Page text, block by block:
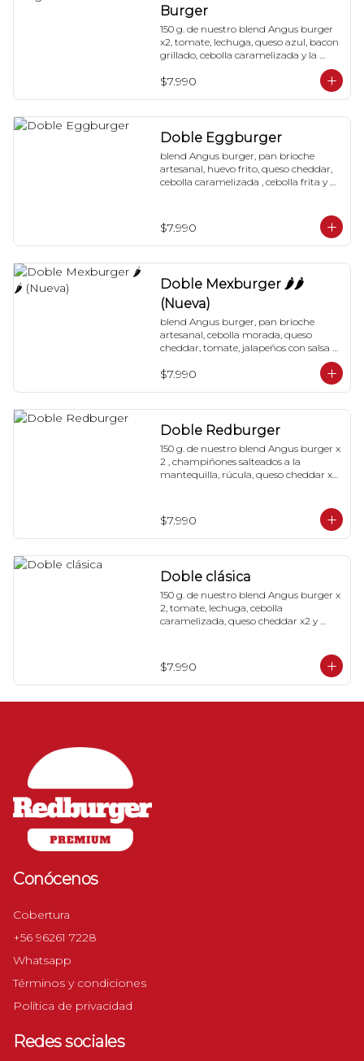
Burger
150 g. de nuestro blend Angus burger
x2, tomate, lechuga, queso azul, bacon
grillado, cebolla caramelizada y la
$7.990
Doble Eggburger
blend Angus burger, pan brioche
artesanal, huevo frito, queso cheddar,
cebolla caramelizada , cebolla frita y
$7.990
Doble Mexburger 🌶🌶
(Nueva)
blend Angus burger, pan brioche
artesanal, cebolla morada, queso
cheddar, tomate, jalapeños con salsa
$7.990
Doble Redburger
150 g. de nuestro blend Angus burger x
2 , champiñones salteados a la
mantequilla, rúcula, queso cheddar x2,
$7.990
Doble clásica
150 g. de nuestro blend Angus burger x
2, tomate, lechuga, cebolla
caramelizada, queso cheddar x2 y
$7.990
Conócenos
Cobertura
+56 96261 7228
Whatsapp
Términos y condiciones
Política de privacidad
Redes sociales